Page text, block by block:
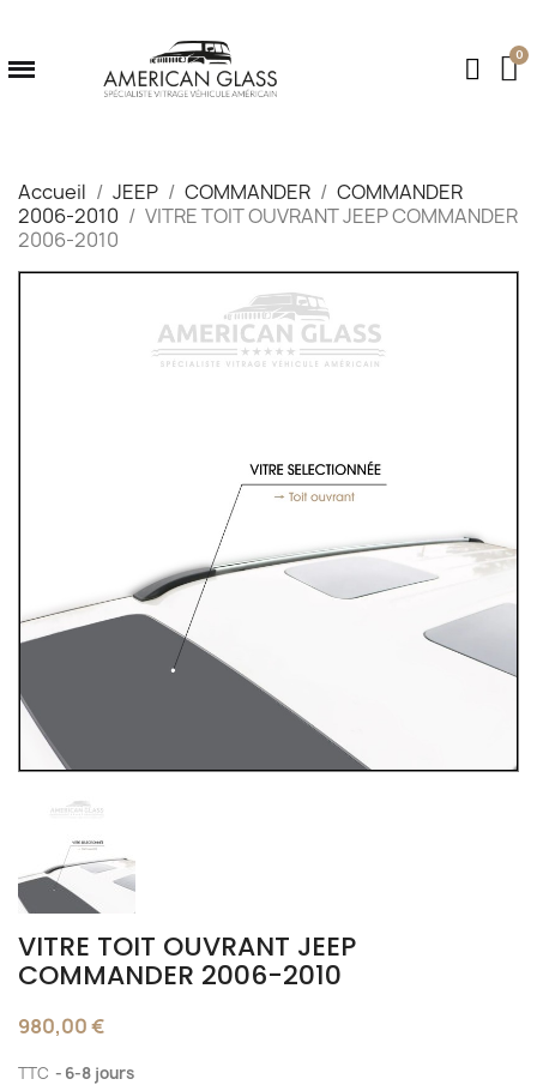
Accueil JEEP COMMANDER
COMMANDER
2006-2010
VITRE TOIT OUVRANT JEEP COMMANDER
2006-2010
VITRE TOIT OUVRANT JEEP
COMMANDER 2006-2010
980,00 €
TTC 6-8 jours